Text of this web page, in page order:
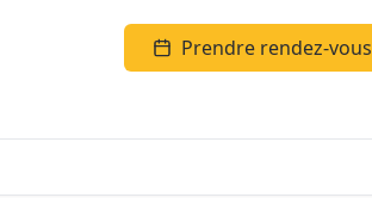
Prendre rendez-vous